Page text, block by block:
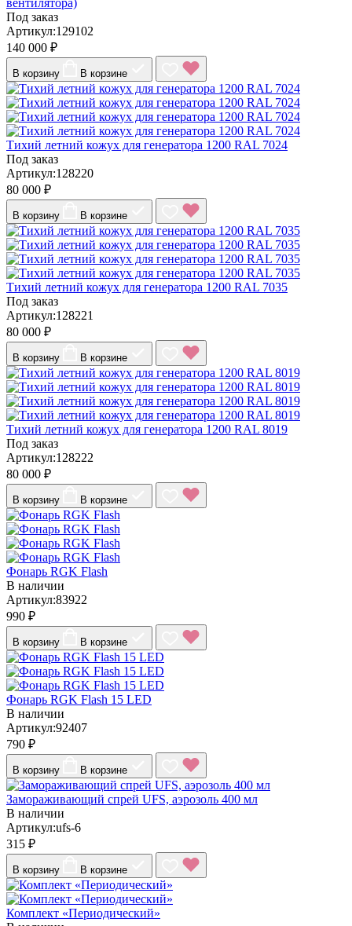
Под заказ
Артикул:129102
140 000 ₽
В корзину В корзине
Тихий летний кожух для генератора 1200 RAL 7024
Под заказ
Артикул:128220
80 000 ₽
В корзину В корзине
Тихий летний кожух для генератора 1200 RAL 7035
Под заказ
Артикул:128221
80 000 ₽
В корзину В корзине
Тихий летний кожух для генератора 1200 RAL 8019
Под заказ
Артикул:128222
80 000 ₽
В корзину В корзине
Фонарь RGK Flash
В наличии
Артикул:83922
990 ₽
В корзину В корзине
Фонарь RGK Flash 15 LED
В наличии
Артикул:92407
790 ₽
В корзину В корзине
Замораживающий спрей UFS, аэрозоль 400 мл
В наличии
Артикул:ufs-6
315 ₽
В корзину В корзине
Комплект «Периодический»